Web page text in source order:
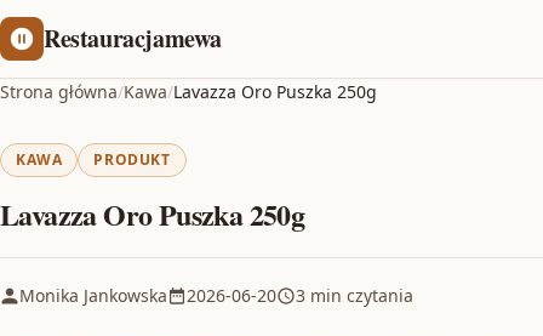
Restauracjamewa
Strona główna/Kawa/Lavazza Oro Puszka 250g
KAWA PRODUKT
Lavazza Oro Puszka 250g
Monika Jankowska 2026-06-20 3 min czytania